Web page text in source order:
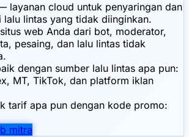
layanan cloud untuk penyaringan dan
lalu lintas yang tidak diinginkan.
web Anda dari bot, moderator,
pesaing, dan lalu lintas tidak
dengan sumber lalu lintas apa pun:
MT, TikTok, dan platform iklan
tarif apa pun dengan kode promo:
mitra